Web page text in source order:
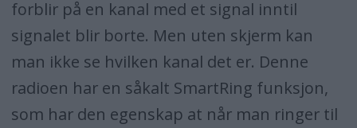
forblir på en kanal med et signal inntil
signalet blir borte. Men uten skjerm kan
man ikke se hvilken kanal det er. Denne
radioen har en såkalt SmartRing funksjon,
som har den egenskap at når man ringer til